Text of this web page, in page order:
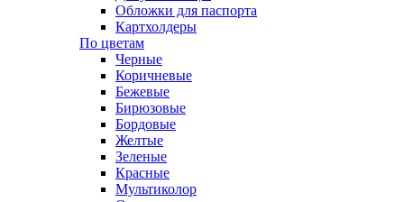
Обложки для паспорта
Картхолдеры
По цветам
Черные
Коричневые
Бежевые
Бирюзовые
Бордовые
Желтые
Зеленые
Красные
Мультиколор